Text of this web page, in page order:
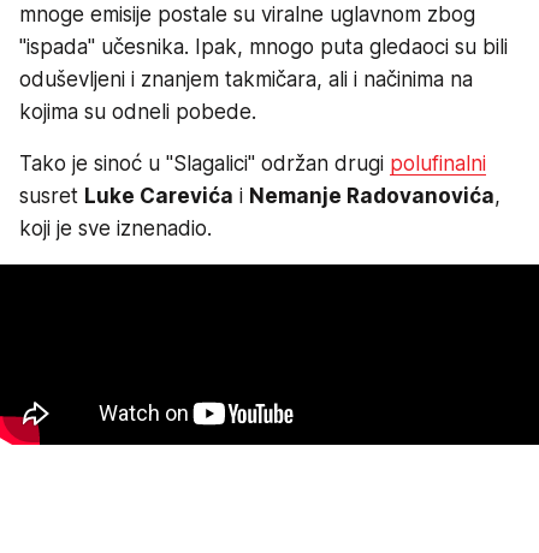
mnoge emisije postale su viralne uglavnom zbog
"ispada" učesnika. Ipak, mnogo puta gledaoci su bili
oduševljeni i znanjem takmičara, ali i načinima na
kojima su odneli pobede.
Tako je sinoć u "Slagalici" održan drugi polufinalni
susret Luke Carevića i Nemanje Radovanovića,
koji je sve iznenadio.